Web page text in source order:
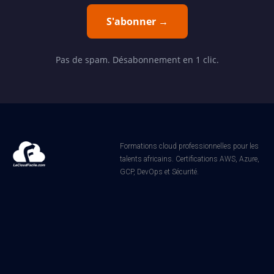
S'abonner →
Pas de spam. Désabonnement en 1 clic.
Formations cloud professionnelles pour les
talents africains. Certifications AWS, Azure,
GCP, DevOps et Sécurité.